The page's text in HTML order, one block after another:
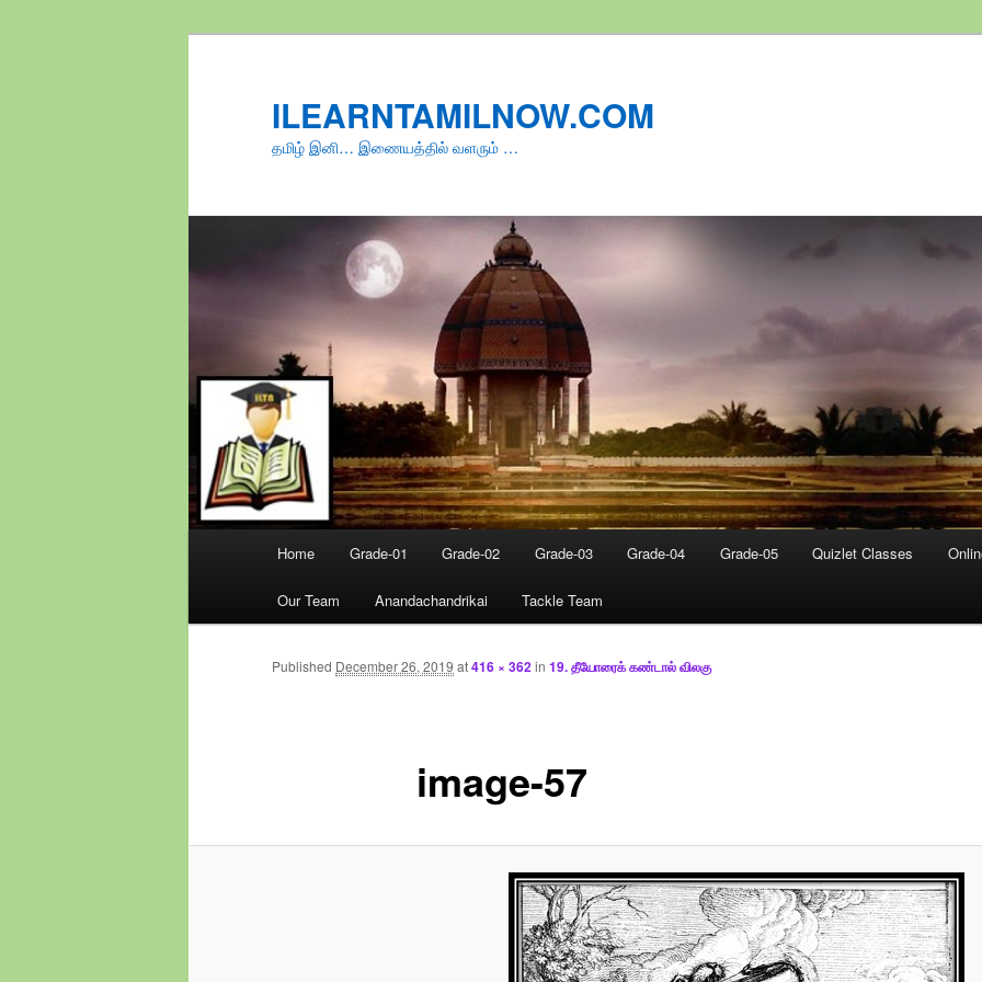
ILEARNTAMILNOW.COM
தமிழ் இனி… இணையத்தில் வளரும் …
Home Grade-01 Grade-02 Grade-03 Grade-04 Grade-05 Quizlet Classes
Our Team Anandachandrikai Tackle Team
image-57
Published December 26, 2019 at416 × 362in 19. தீயோரைக் கண்டால் விலகு